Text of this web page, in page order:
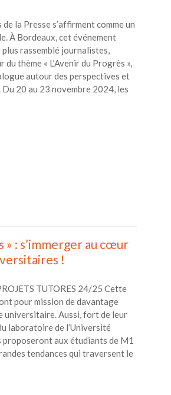
la Presse s’affirment comme un
À Bordeaux, cet événement
rassemblé journalistes,
thème « L’Avenir du Progrès »,
autour des perspectives et
20 au 23 novembre 2024, les
» : s’immerger au cœur
!
TUTORES 24/25 Cette
pour mission de davantage
universitaire. Aussi, fort de leur
laboratoire de l’Université
aux étudiants de M1
tendances qui traversent le